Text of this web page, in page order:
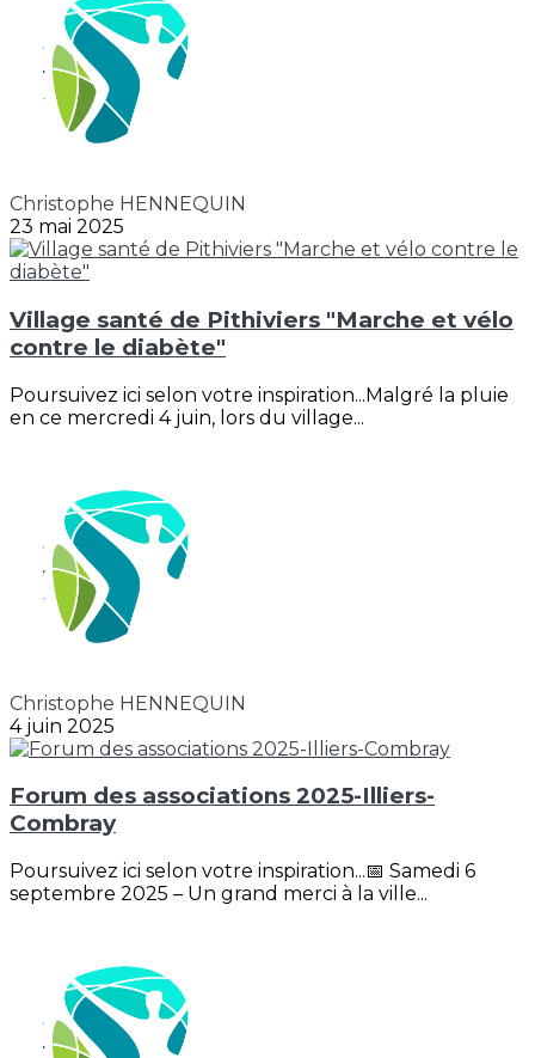
Christophe HENNEQUIN
23 mai 2025
Village santé de Pithiviers "Marche et vélo
contre le diabète"
Poursuivez ici selon votre inspiration...Malgré la pluie
en ce mercredi 4 juin, lors du village...
Christophe HENNEQUIN
4 juin 2025
Forum des associations 2025-Illiers-
Combray
Poursuivez ici selon votre inspiration...📅 Samedi 6
septembre 2025 – Un grand merci à la ville...